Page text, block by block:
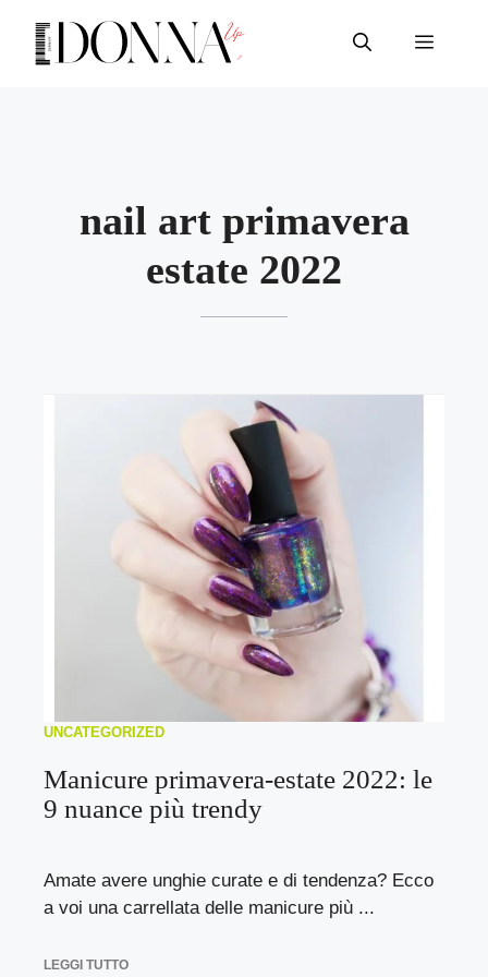
contenuto
Menu
nail art primavera
estate 2022
UNCATEGORIZED
Manicure primavera-estate 2022: le
9 nuance più trendy
Amate avere unghie curate e di tendenza? Ecco
a voi una carrellata delle manicure più ...
LEGGI TUTTO